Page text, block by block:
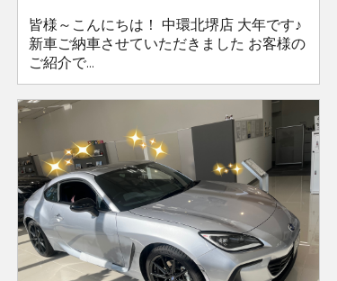
皆様～こんにちは！ 中環北堺店 大年です♪
新車ご納車させていただきました お客様の
ご紹介で...